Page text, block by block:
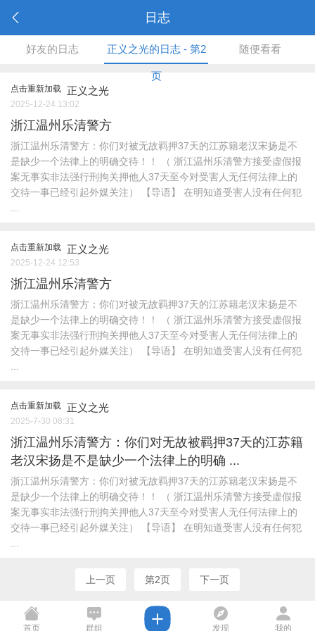
日志
好友的日志 正义之光的日志 - 第2
页
随便看看
点击重新加载 正义之光
2025-12-24 13:02
浙江温州乐清警方
浙江温州乐清警方：你们对被无故羁押37天的江苏籍老汉宋扬是不
是缺少一个法律上的明确交待！！ （ 浙江温州乐清警方接受虚假报
案无事实非法强行刑拘关押他人37天至今对受害人无任何法律上的
交待一事已经引起外媒关注） 【导语】 在明知道受害人没有任何犯
点击重新加载 正义之光
2025-12-24 12:53
浙江温州乐清警方
浙江温州乐清警方：你们对被无故羁押37天的江苏籍老汉宋扬是不
是缺少一个法律上的明确交待！！ （ 浙江温州乐清警方接受虚假报
案无事实非法强行刑拘关押他人37天至今对受害人无任何法律上的
交待一事已经引起外媒关注） 【导语】 在明知道受害人没有任何犯
点击重新加载 正义之光
2025-7-30 08:31
浙江温州乐清警方：你们对无故被羁押37天的江苏籍
老汉宋扬是不是缺少一个法律上的明确 ...
浙江温州乐清警方：你们对被无故羁押37天的江苏籍老汉宋扬是不
是缺少一个法律上的明确交待！！ （ 浙江温州乐清警方接受虚假报
案无事实非法强行刑拘关押他人37天至今对受害人无任何法律上的
交待一事已经引起外媒关注） 【导语】 在明知道受害人没有任何犯
上一页 第2页 下一页
首页 群组 发现 我的